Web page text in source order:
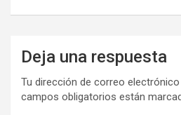
Deja una respuesta
Tu dirección de correo
campos obligatorios están